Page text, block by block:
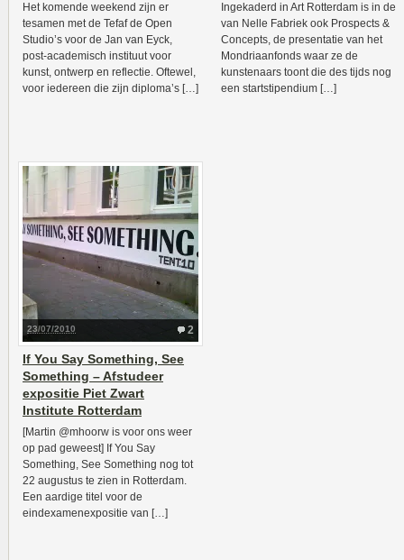
Het komende weekend zijn er
tesamen met de Tefaf de Open
Studio’s voor de Jan van Eyck,
post-academisch instituut voor
kunst, ontwerp en reflectie. Oftewel,
voor iedereen die zijn diploma’s […]
Ingekaderd in Art Rotterdam is in de
van Nelle Fabriek ook Prospects &
Concepts, de presentatie van het
Mondriaanfonds waar ze de
kunstenaars toont die des tijds nog
een startstipendium […]
2
23/07/2010
If You Say Something, See
Something – Afstudeer
expositie Piet Zwart
Institute Rotterdam
[Martin @mhoorw is voor ons weer
op pad geweest] If You Say
Something, See Something nog tot
22 augustus te zien in Rotterdam.
Een aardige titel voor de
eindexamenexpositie van […]